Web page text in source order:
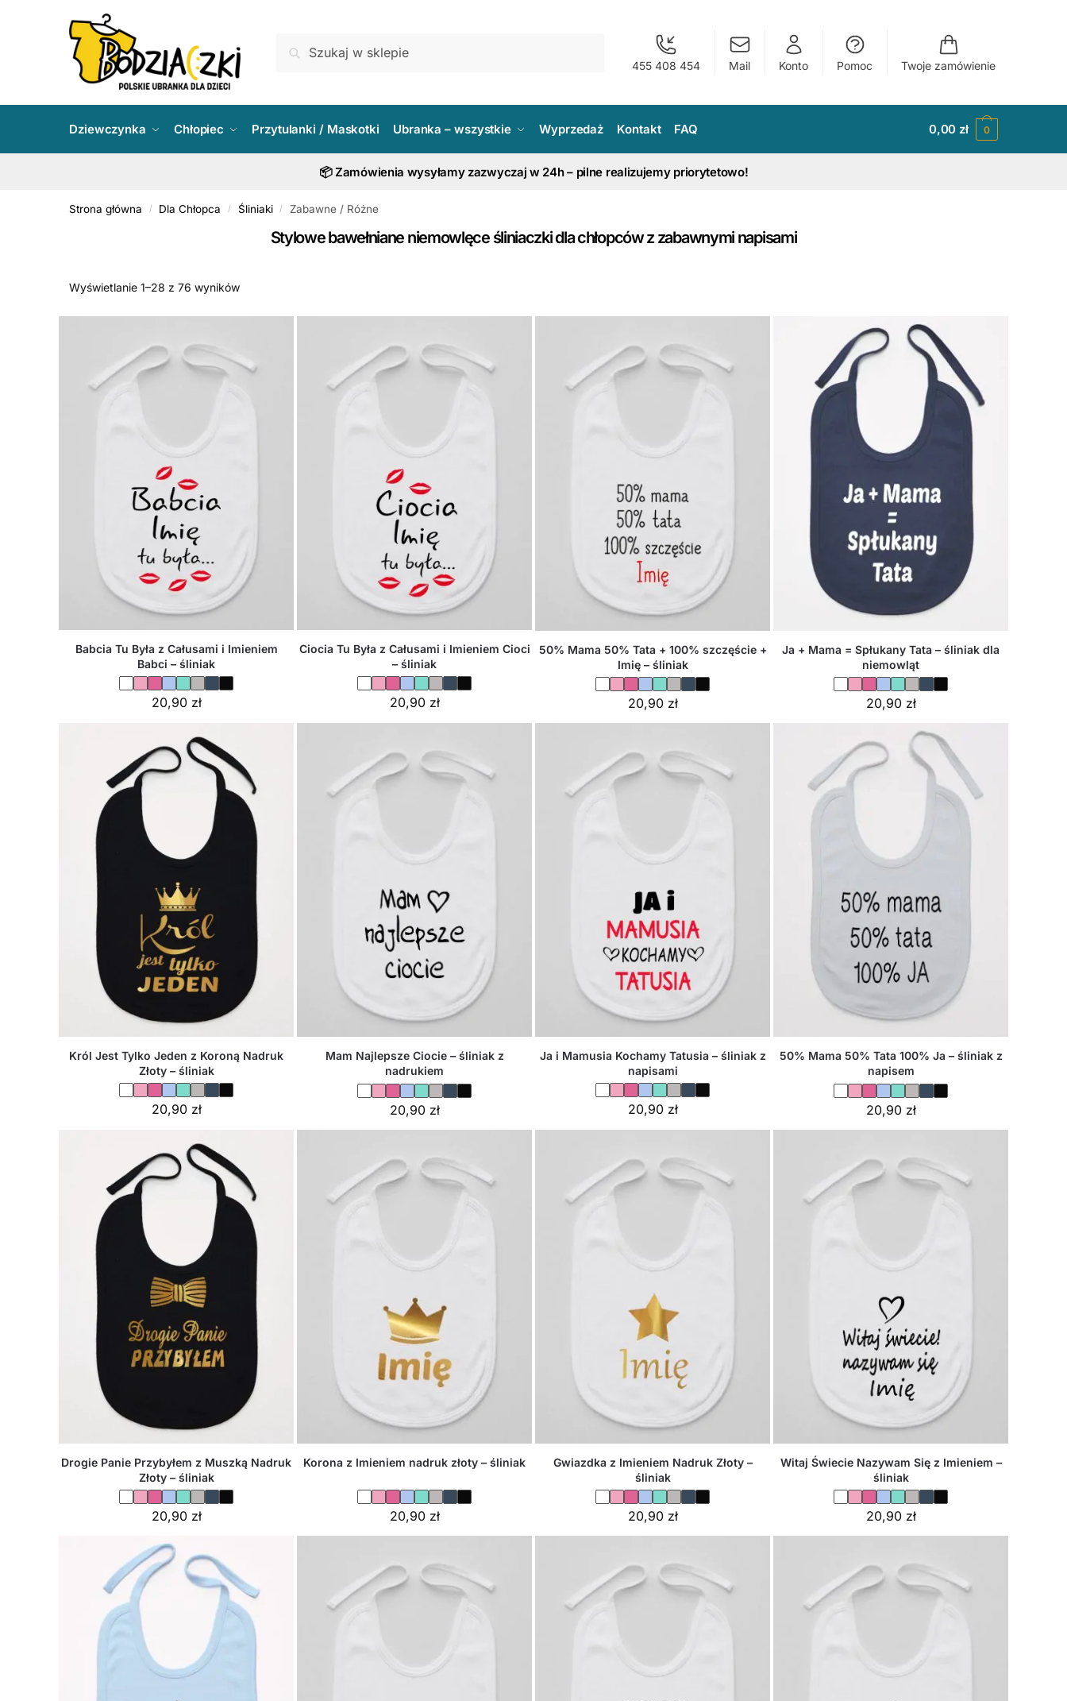
455 408 454 Mail Konto Pomoc Twoje zamówienie
Dziewczynka Chłopiec Przytulanki / Maskotki Ubranka – wszystkie Wyprzedaż Kontakt FAQ 0,00zł 0
📦 Zamówienia wysyłamy zazwyczaj w 24h – pilne realizujemy priorytetowo!
Strona główna / Dla Chłopca / Śliniaki / Zabawne / Różne
Stylowe bawełniane niemowlęce śliniaczki dla chłopców z zabawnymi napisami
Wyświetlanie 1–28 z 76 wyników
Babcia Tu Była z Całusami i Imieniem
Babci – śliniak
20,90 zł
Ciocia Tu Była z Całusami i Imieniem Cioci
– śliniak
20,90 zł
50% Mama 50% Tata + 100% szczęście +
Imię – śliniak
20,90 zł
Ja + Mama = Spłukany Tata – śliniak dla
niemowląt
20,90 zł
Król Jest Tylko Jeden z Koroną Nadruk
Złoty – śliniak
20,90 zł
Mam Najlepsze Ciocie – śliniak z
nadrukiem
20,90 zł
Ja i Mamusia Kochamy Tatusia – śliniak z
napisami
20,90 zł
50% Mama 50% Tata 100% Ja – śliniak z
napisem
20,90 zł
Drogie Panie Przybyłem z Muszką Nadruk
Złoty – śliniak
20,90 zł
Korona z Imieniem nadruk złoty – śliniak
20,90 zł
Gwiazdka z Imieniem Nadruk Złoty –
śliniak
20,90 zł
Witaj Świecie Nazywam Się z Imieniem –
śliniak
20,90 zł